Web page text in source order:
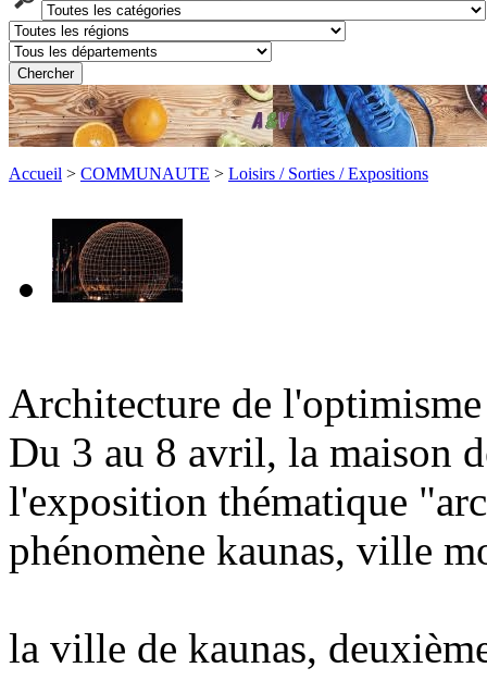
Accueil > COMMUNAUTE > Loisirs / Sorties / Expositions
Architecture de
Du 3 au 8 avril, la maison
l'exposition thématique
phénomène kaunas, ville
la ville de kaunas,